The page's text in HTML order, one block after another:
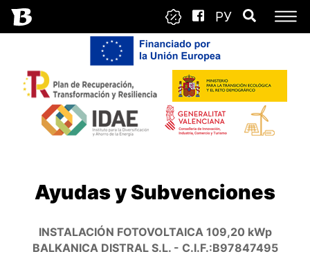
РУ
Ayudas y Subvenciones
INSTALACIÓN FOTOVOLTAICA 109,20 kWp
BALKANICA DISTRAL S.L. - C.I.F.:B97847495